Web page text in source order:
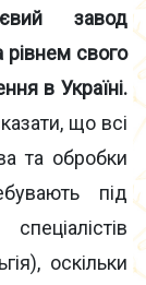
завод
рівнем свого
в Україні.
що всі
та обробки
під
оскільки